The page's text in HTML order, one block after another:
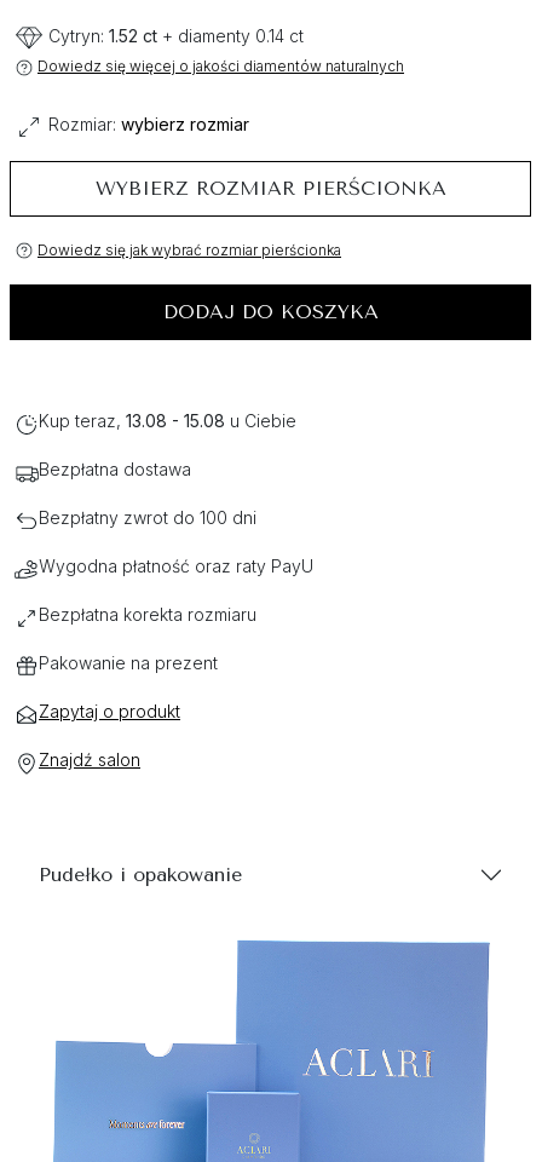
Cytryn: 1.52 ct + diamenty 0.14 ct
Dowiedz się więcej o jakości diamentów naturalnych
Rozmiar: wybierz rozmiar
WYBIERZ ROZMIAR PIERŚCIONKA
Dowiedz się jak wybrać rozmiar pierścionka
DODAJ DO KOSZYKA
Kup teraz, 13.08 - 15.08 u Ciebie
Bezpłatna dostawa
Bezpłatny zwrot do 100 dni
Wygodna płatność oraz raty PayU
Bezpłatna korekta rozmiaru
Pakowanie na prezent
Zapytaj o produkt
Znajdź salon
Pudełko i opakowanie